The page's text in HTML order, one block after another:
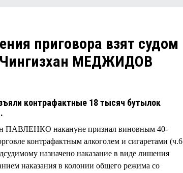
приговора взят судом
Чингизхан МЕДЖИДОВ
контрафактные 18 тысяч бутылок
ПАВЛЕНКО накануне признал виновным 40-
контрафактным алкоголем и сигаретами (ч.6
назначено наказание в виде лишения
наказания в колонии общего режима со